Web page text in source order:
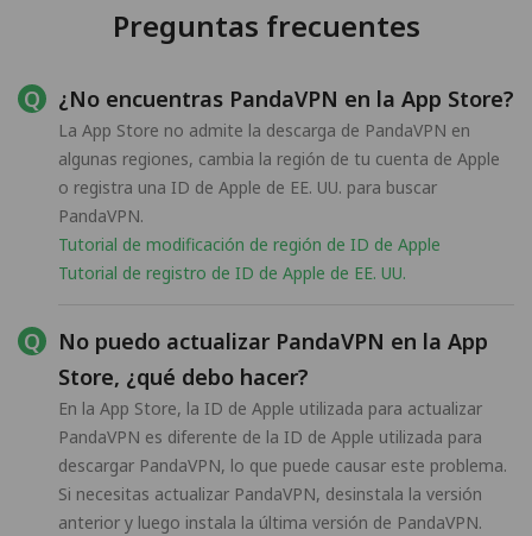
Preguntas frecuentes
¿No encuentras PandaVPN en la App Store?
La App Store no admite la descarga de PandaVPN en
algunas regiones, cambia la región de tu cuenta de Apple
o registra una ID de Apple de EE. UU. para buscar
PandaVPN.
Tutorial de modificación de región de ID de Apple
Tutorial de registro de ID de Apple de EE. UU.
No puedo actualizar PandaVPN en la App
Store, ¿qué debo hacer?
En la App Store, la ID de Apple utilizada para actualizar
PandaVPN es diferente de la ID de Apple utilizada para
descargar PandaVPN, lo que puede causar este problema.
Si necesitas actualizar PandaVPN, desinstala la versión
anterior y luego instala la última versión de PandaVPN.